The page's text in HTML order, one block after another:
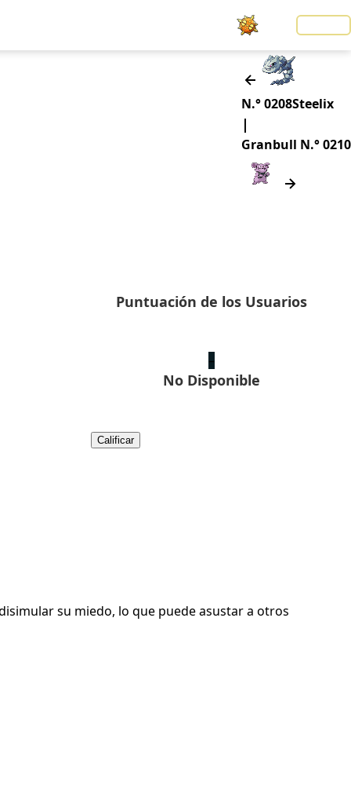
N.° 0208Steelix
|
Granbull N.° 0210
Puntuación de los Usuarios
–
No Disponible
Calificar
su miedo, lo que puede asustar a otros